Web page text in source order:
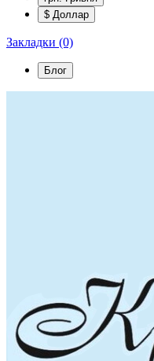
$ Доллар
Закладки (0)
Блог